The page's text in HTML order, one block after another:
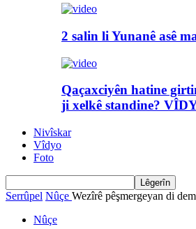
2 salin li Yunanê asê
Qaçaxciyên hatine
ji xelkê standine?
Nivîskar
Vîdyo
Foto
Serrûpel Nûçe Wezîrê pêşmergeyan di
Nûçe